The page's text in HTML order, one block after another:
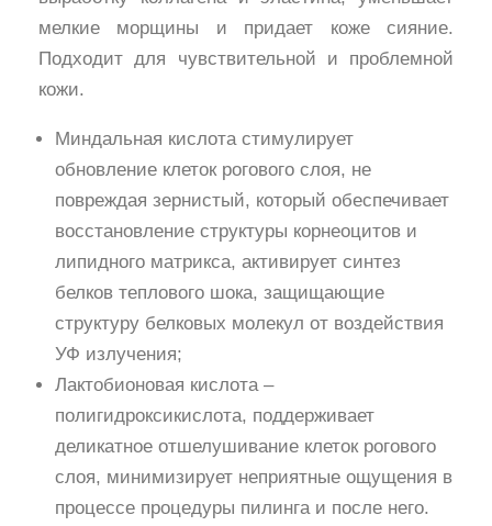
мелкие морщины и придает коже сияние.
Подходит для чувствительной и проблемной
кожи.
Миндальная кислота стимулирует
обновление клеток рогового слоя, не
повреждая зернистый, который обеспечивает
восстановление структуры корнеоцитов и
липидного матрикса, активирует синтез
белков теплового шока, защищающие
структуру белковых молекул от воздействия
УФ излучения;
Лактобионовая кислота –
полигидроксикислота, поддерживает
деликатное отшелушивание клеток рогового
слоя, минимизирует неприятные ощущения в
процессе процедуры пилинга и после него.